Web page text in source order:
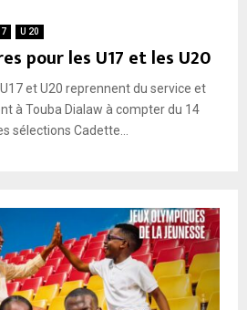
U 20
pour les U17 et les U20
et U20 reprennent du service et
à Touba Dialaw à compter du 14
sélections Cadette...